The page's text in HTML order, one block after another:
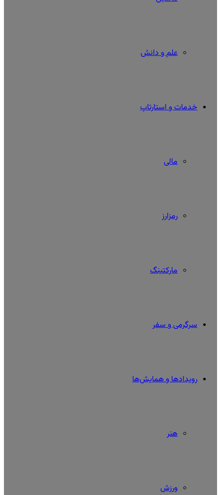
علم و دانش
خدمات و استارتاپ
مالی
رمزارز
مارکتینگ
سرگرمی و سفر
رویدادها و همایش‌ها
هنر
ورزش